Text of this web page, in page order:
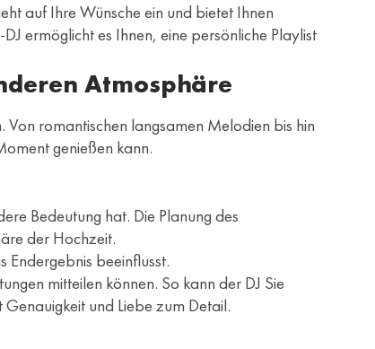
auf Ihre Wünsche ein und bietet Ihnen
ermöglicht es Ihnen, eine persönliche Playlist
Atmosphäre
romantischen langsamen Melodien bis hin
genießen kann.
Bedeutung hat. Die Planung des
der Hochzeit.
Endergebnis beeinflusst.
mitteilen können. So kann der DJ Sie
und Liebe zum Detail.